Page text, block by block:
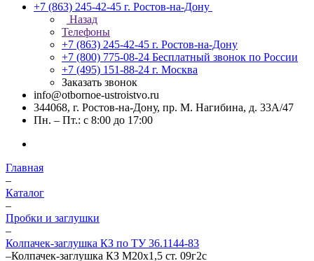
+7 (863) 245-42-45 г. Ростов-на-Дону
Назад
Телефоны
+7 (863) 245-42-45 г. Ростов-на-Дону
+7 (800) 775-08-24 Бесплатный звонок по России
+7 (495) 151-88-24 г. Москва
Заказать звонок
info@otbornoe-ustroistvo.ru
344068, г. Ростов-на-Дону, пр. М. Нагибина, д. 33А/47
Пн. – Пт.: с 8:00 до 17:00
Главная
–
Каталог
–
Пробки и заглушки
–
Колпачек-заглушка КЗ по ТУ 36.1144-83
–Колпачек-заглушка КЗ М20х1,5 ст. 09г2с